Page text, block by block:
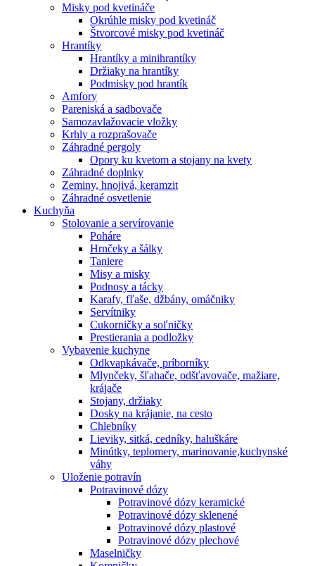
Misky pod kvetináče
Okrúhle misky pod kvetináč
Štvorcové misky pod kvetináč
Hrantíky
Hrantíky a minihrantíky
Držiaky na hrantíky
Podmisky pod hrantík
Amfory
Pareniská a sadbovače
Samozavlažovacie vložky
Krhly a rozprašovače
Záhradné pergoly
Opory ku kvetom a stojany na kvety
Záhradné doplnky
Zeminy, hnojivá, keramzit
Záhradné osvetlenie
Kuchyňa
Stolovanie a servírovanie
Poháre
Hrnčeky a šálky
Taniere
Misy a misky
Podnosy a tácky
Karafy, fľaše, džbány, omáčniky
Servítniky
Cukorničky a soľničky
Prestierania a podložky
Vybavenie kuchyne
Odkvapkávače, príborníky
Mlynčeky, šľahače, odšťavovače, mažiare,
krájače
Stojany, držiaky
Dosky na krájanie, na cesto
Chlebníky
Lieviky, sitká, cedníky, haluškáre
Minútky, teplomery, marinovanie,kuchynské
váhy
Uloženie potravín
Potravinové dózy
Potravinové dózy keramické
Potravinové dózy sklenené
Potravinové dózy plastové
Potravinové dózy plechové
Maselničky